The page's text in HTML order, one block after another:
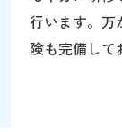
行います。万
険も完備して